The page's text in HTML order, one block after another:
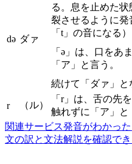
də ダァ
る。息を止めた
裂させるように
「t」の音になる）
「ə」は、口をあ
「ア」と言う。
続けて「ダァ」と
r （ル）
「r」は、舌の先
触れずに「ア」と
関連サービス発音がわかっ
文の訳と文法解説を確認で